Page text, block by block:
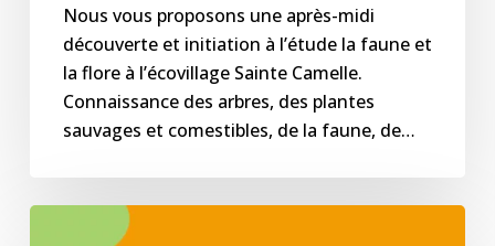
Nous vous proposons une après-midi
découverte et initiation à l’étude la faune et
la flore à l’écovillage Sainte Camelle.
Connaissance des arbres, des plantes
sauvages et comestibles, de la faune, de…